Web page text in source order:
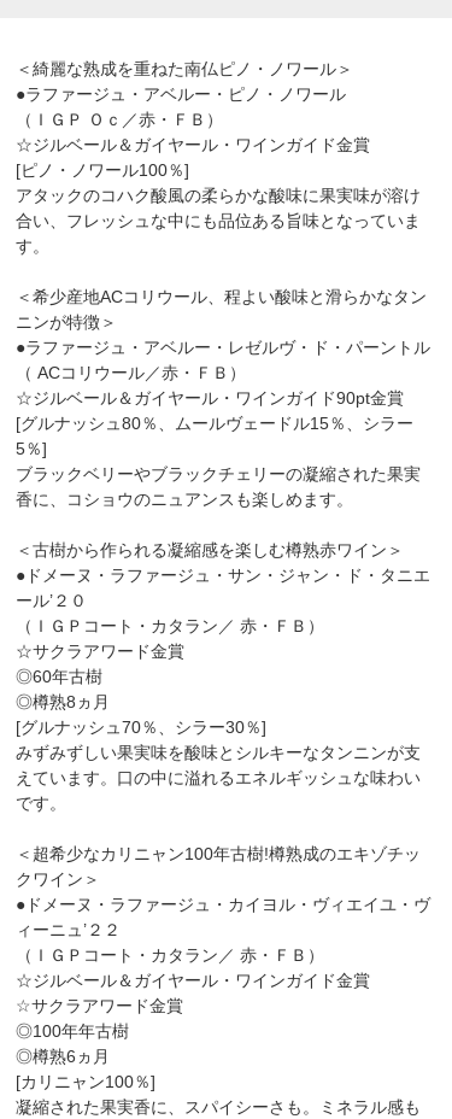
＜綺麗な熟成を重ねた南仏ピノ・ノワール＞
●ラファージュ・アベルー・ピノ・ノワール
（ＩＧＰ Ｏｃ／赤・ＦＢ）
☆ジルベール＆ガイヤール・ワインガイド金賞
[ピノ・ノワール100％]
アタックのコハク酸風の柔らかな酸味に果実味が溶け
合い、フレッシュな中にも品位ある旨味となっていま
す。
＜希少産地ACコリウール、程よい酸味と滑らかなタン
ニンが特徴＞
●ラファージュ・アベルー・レゼルヴ・ド・パーントル
（ ACコリウール／赤・ＦＢ）
☆ジルベール＆ガイヤール・ワインガイド90pt金賞
[グルナッシュ80％、ムールヴェードル15％、シラー
5％]
ブラックベリーやブラックチェリーの凝縮された果実
香に、コショウのニュアンスも楽しめます。
＜古樹から作られる凝縮感を楽しむ樽熟赤ワイン＞
●ドメーヌ・ラファージュ・サン・ジャン・ド・タニエ
ール’２０
（ＩＧＰコート・カタラン／ 赤・ＦＢ）
☆サクラアワード金賞
◎60年古樹
◎樽熟8ヵ月
[グルナッシュ70％、シラー30％]
みずみずしい果実味を酸味とシルキーなタンニンが支
えています。口の中に溢れるエネルギッシュな味わい
です。
＜超希少なカリニャン100年古樹!樽熟成のエキゾチッ
クワイン＞
●ドメーヌ・ラファージュ・カイヨル・ヴィエイユ・ヴ
ィーニュ’２２
（ＩＧＰコート・カタラン／ 赤・ＦＢ）
☆ジルベール＆ガイヤール・ワインガイド金賞
☆サクラアワード金賞
◎100年年古樹
◎樽熟6ヵ月
[カリニャン100％]
凝縮された果実香に、スパイシーさも。ミネラル感も